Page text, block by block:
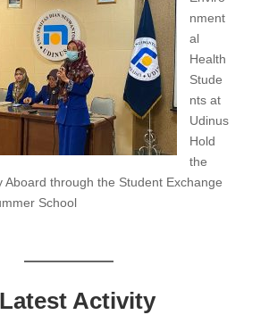
nment
al
Health
Stude
nts at
Udinus
Hold
the
Aboard through the Student Exchange
School
Activity